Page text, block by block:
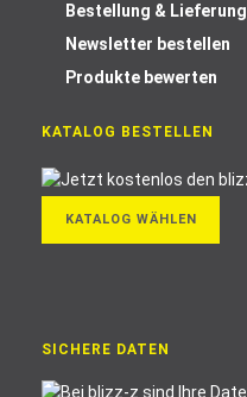
Bestellung & Lieferung
Newsletter bestellen
Produkte bewerten
KATALOG BESTELLEN
KATALOG WÄHLEN
SICHERE DATEN